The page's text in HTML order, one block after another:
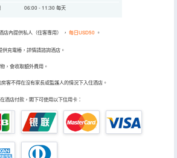
06:00 - 11:30 每天
店內提供私人（住客專用） ， 每日USD50 。
供充電樁，詳情請諮詢酒店。
，會收取額外費用。
客不得在沒有家長或監護人的情況下入住酒店。
酒店付款，閣下可使用以下信用卡：